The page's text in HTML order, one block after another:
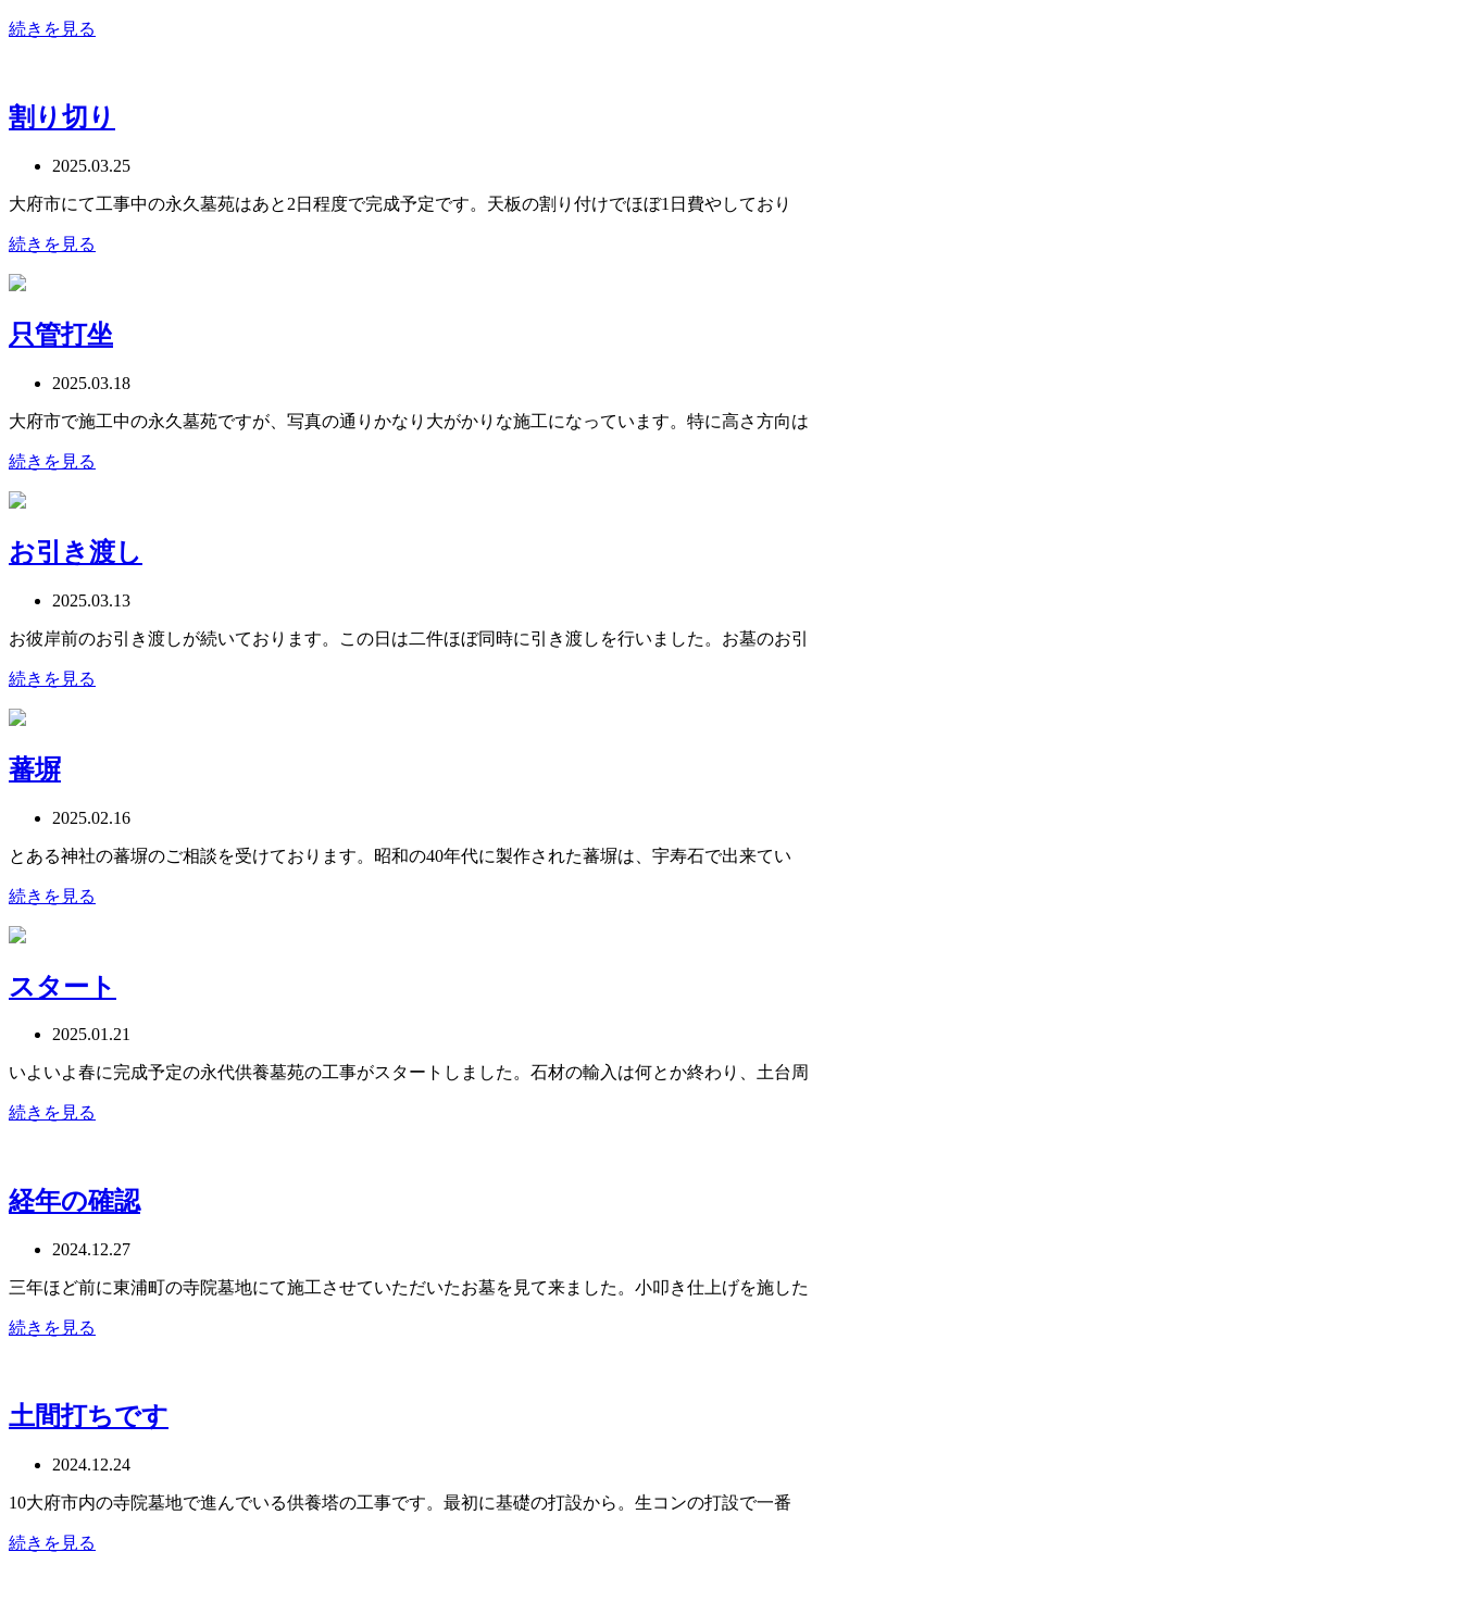
続きを見る
割り切り
2025.03.25
大府市にて工事中の永久墓苑はあと2日程度で完成予定です。天板の割り付けでほぼ1日費やしており
続きを見る
只管打坐
2025.03.18
大府市で施工中の永久墓苑ですが、写真の通りかなり大がかりな施工になっています。特に高さ方向は
続きを見る
お引き渡し
2025.03.13
お彼岸前のお引き渡しが続いております。この日は二件ほぼ同時に引き渡しを行いました。お墓のお引
続きを見る
蕃塀
2025.02.16
とある神社の蕃塀のご相談を受けております。昭和の40年代に製作された蕃塀は、宇寿石で出来てい
続きを見る
スタート
2025.01.21
いよいよ春に完成予定の永代供養墓苑の工事がスタートしました。石材の輸入は何とか終わり、土台周
続きを見る
経年の確認
2024.12.27
三年ほど前に東浦町の寺院墓地にて施工させていただいたお墓を見て来ました。小叩き仕上げを施した
続きを見る
土間打ちです
2024.12.24
10大府市内の寺院墓地で進んでいる供養塔の工事です。最初に基礎の打設から。生コンの打設で一番
続きを見る